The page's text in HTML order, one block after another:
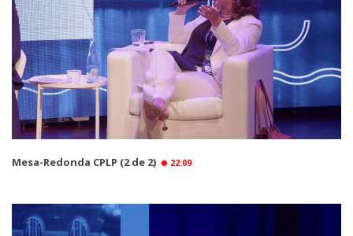
Mesa-Redonda CPLP (2 de 2) 22:09